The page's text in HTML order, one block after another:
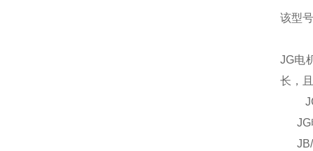
该型
JG电
长，
JG
JG
JB/